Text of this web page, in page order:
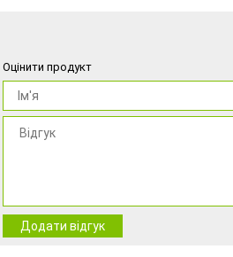
Оцінити продукт
Додати відгук